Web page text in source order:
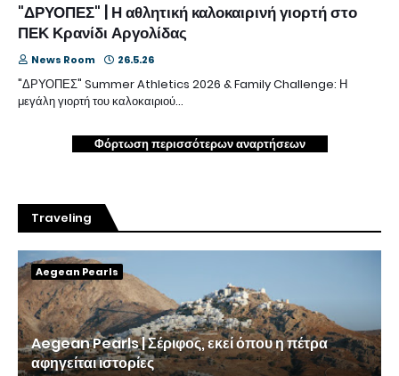
"ΔΡΥΟΠΕΣ" | Η αθλητική καλοκαιρινή γιορτή στο
ΠΕΚ Κρανίδι Αργολίδας
News Room 26.5.26
"ΔΡΥΟΠΕΣ" Summer Athletics 2026 & Family Challenge: Η
μεγάλη γιορτή του καλοκαιριού…
Φόρτωση περισσότερων αναρτήσεων
Traveling
Aegean Pearls
Aegean Pearls | Σέριφος, εκεί όπου η πέτρα
αφηγείται ιστορίες